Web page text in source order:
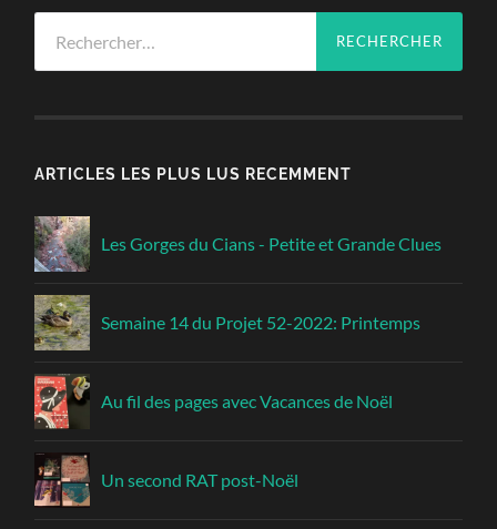
ARTICLES LES PLUS LUS RECEMMENT
Les Gorges du Cians - Petite et Grande Clues
Semaine 14 du Projet 52-2022: Printemps
Au fil des pages avec Vacances de Noël
Un second RAT post-Noël